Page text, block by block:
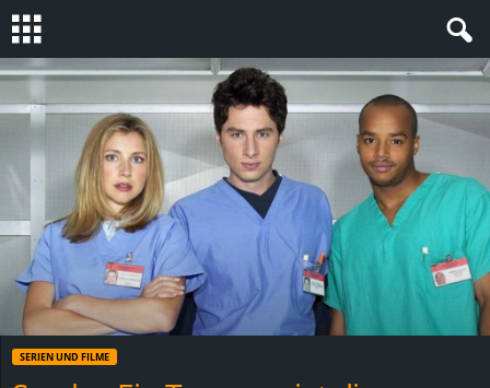
S
SERIEN UND FILME